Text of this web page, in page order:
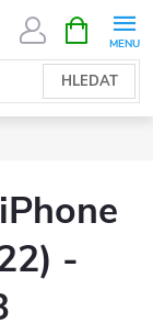
HLEDAT
NÁKUPNÍ
KOŠÍK
-